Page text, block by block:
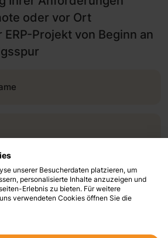
oder vor Ort
ERP-Projekt von Beginn an
unserer Besucherdaten platzieren, um
personalisierte Inhalte anzuzeigen und
Erlebnis zu bieten. Für weitere
verwendeten Cookies öffnen Sie die